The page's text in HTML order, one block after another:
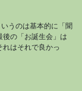
うのは基本的に「聞
の「お誕生会」は
はそれで良かっ